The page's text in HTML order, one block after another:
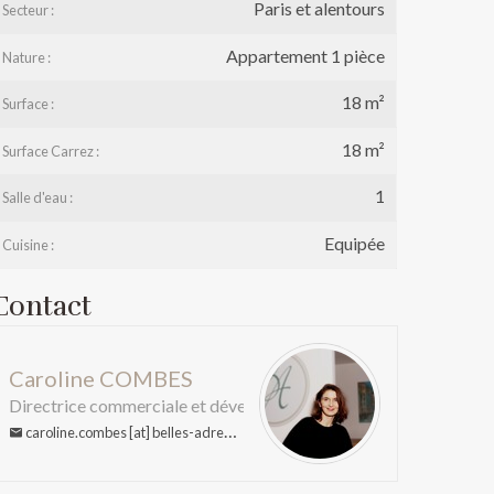
Secteur : Paris et alentours
Nature : Appartement 1 pièce
Surface : 18 m²
Surface Carrez : 18 m²
Salle d'eau : 1
Cuisine : Equipée
Caroline COMBES
Directrice commerciale et développement
caroline.combes [at] belles-adresses.com